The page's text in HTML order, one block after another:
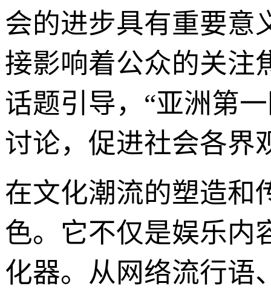
会的进步具有重要意
接影响着公众的关注
话题引导，“亚洲第
讨论，促进社会各界
在文化潮流的塑造和
色。它不仅是娱乐内
化器。从网络流行语